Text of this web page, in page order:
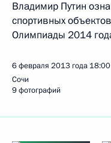
Владимир Путин
спортивных
Олимпиады 2014
6 февраля 2013 года 18:00
Сочи
9 фотографий